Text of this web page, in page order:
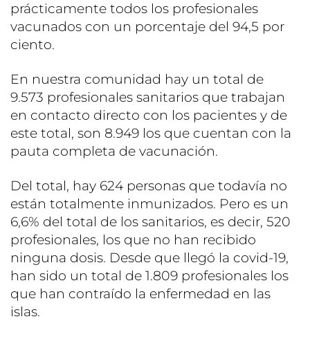
prácticamente todos los profesionales
vacunados con un porcentaje del 94,5 por
ciento.
En nuestra comunidad hay un total de
9.573 profesionales sanitarios que trabajan
en contacto directo con los pacientes y de
este total, son 8.949 los que cuentan con la
pauta completa de vacunación.
Del total, hay 624 personas que todavía no
están totalmente inmunizados. Pero es un
6,6% del total de los sanitarios, es decir, 520
profesionales, los que no han recibido
ninguna dosis. Desde que llegó la covid-19,
han sido un total de 1.809 profesionales los
que han contraído la enfermedad en las
islas.